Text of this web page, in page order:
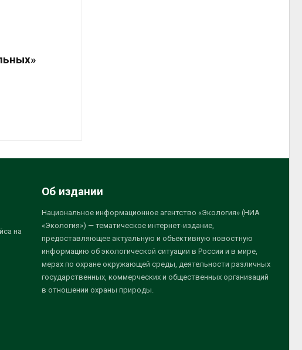
на
Об издании
Национальное информационное агентство «Экология» (НИА
«Экология») — тематическое интернет-издание,
предоставляющее актуальную и объективную новостную
информацию об экологической ситуации в России и в мире,
мерах по охране окружающей среды, деятельности различных
государственных, коммерческих и общественных организаций
в отношении охраны природы.